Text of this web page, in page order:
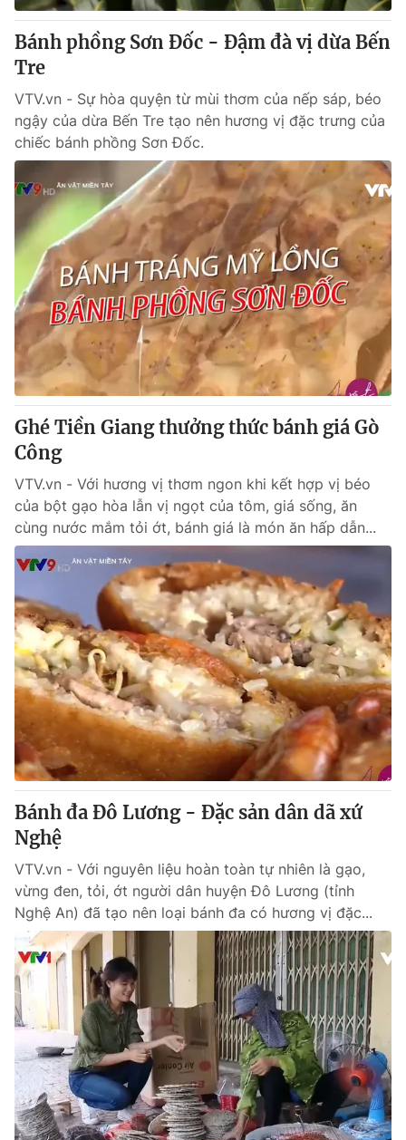
Bánh phồng Sơn Đốc - Đậm đà vị dừa Bến
Tre
VTV.vn - Sự hòa quyện từ mùi thơm của nếp sáp, béo
ngậy của dừa Bến Tre tạo nên hương vị đặc trưng của
chiếc bánh phồng Sơn Đốc.
Ghé Tiền Giang thưởng thức bánh giá Gò
Công
VTV.vn - Với hương vị thơm ngon khi kết hợp vị béo
của bột gạo hòa lẫn vị ngọt của tôm, giá sống, ăn
cùng nước mắm tỏi ớt, bánh giá là món ăn hấp dẫn...
Bánh đa Đô Lương - Đặc sản dân dã xứ
Nghệ
VTV.vn - Với nguyên liệu hoàn toàn tự nhiên là gạo,
vừng đen, tỏi, ớt người dân huyện Đô Lương (tỉnh
Nghệ An) đã tạo nên loại bánh đa có hương vị đặc...